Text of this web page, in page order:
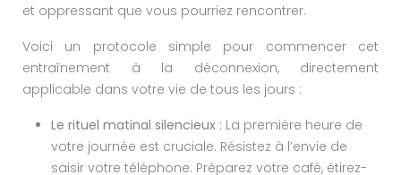
et oppressant que vous pourriez rencontrer.
Voici un protocole simple pour commencer cet
entraînement à la déconnexion, directement
applicable dans votre vie de tous les jours :
Le rituel matinal silencieux : La première heure de
votre journée est cruciale. Résistez à l’envie de
saisir votre téléphone. Préparez votre café, étirez-